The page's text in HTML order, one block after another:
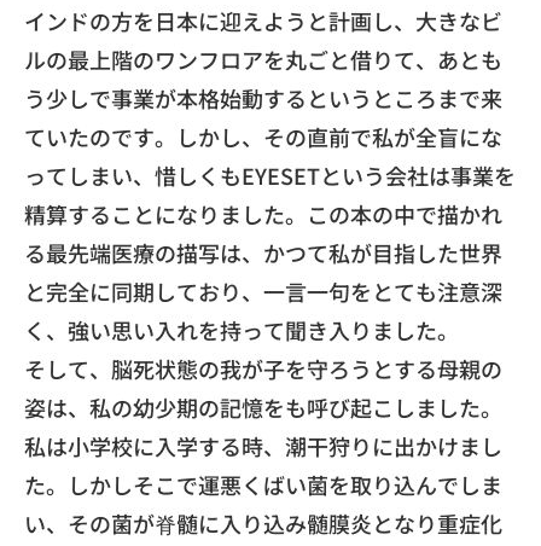
インドの方を日本に迎えようと計画し、大きなビ
ルの最上階のワンフロアを丸ごと借りて、 あとも
う少しで事業が本格始動するというところまで来
ていたのです。しかし、その直前で私が全盲にな
ってしまい、 惜しくもEYESETという会社は事業を
精算することになり ました。この本の中で描かれ
る最先端医療の描写は、 かつて私が目指した世界
と完全に同期しており、 一言一句をとても注意深
く、 強い思い入れを持って聞き入りました。
​そして、脳死状態の我が子を守ろうとする母親の
姿は、 私の幼少期の記憶をも呼び起こしました。
​私は小学校に入学する時、潮干狩りに出かけまし
た。 しかしそこで運悪くばい菌を取り込んでしま
い、 その菌が脊髄に入り込み髄膜炎となり重症化